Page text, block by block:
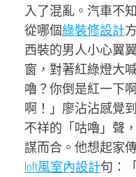
入了混亂。汽車不
從哪個綠裝修設計
西裝的男人小心翼
窗，對著紅綠燈大
嚕？你倒是紅一下
啊！」廖沾沾感覺
不祥的「咕嚕」聲
謀而合。他想起家
loft風室內設計句：